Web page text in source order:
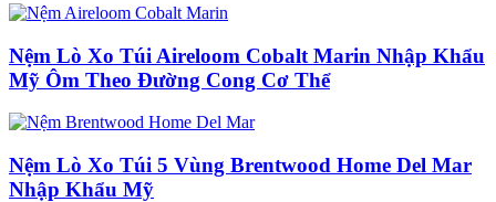
Nệm Lò Xo Túi Aireloom Cobalt Marin Nhập Khẩu
Mỹ Ôm Theo Đường Cong Cơ Thể
Nệm Lò Xo Túi 5 Vùng Brentwood Home Del Mar
Nhập Khẩu Mỹ